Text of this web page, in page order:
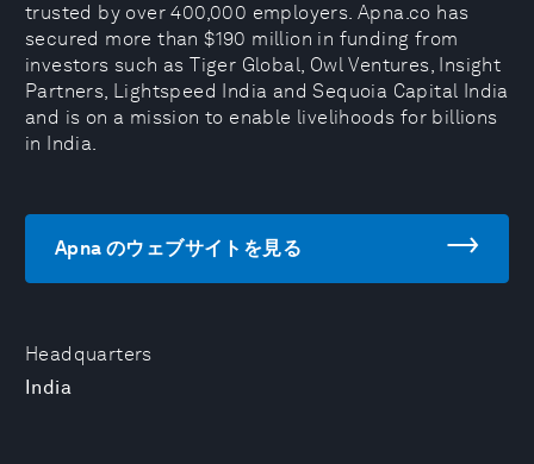
Headquarters
India
trusted by over 400,000 employers. Apna.co has
secured more than $190 million in funding from
investors such as Tiger Global, Owl Ventures, Insight
Partners, Lightspeed India and Sequoia Capital India
and is on a mission to enable livelihoods for billions
in India.
Apna のウェブサイトを見る